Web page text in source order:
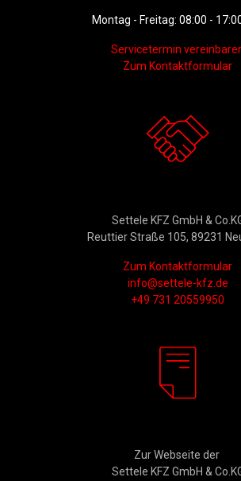
Montag - Freitag: 08:00 -
Servicetermin
Zum Kontaktformular
Settele KFZ GmbH &
Reuttier Straße 105, 89231
Zum Kontaktformular
info@settele-kfz.de
+49 731 20559950
Zur Webseite der
Settele KFZ GmbH &